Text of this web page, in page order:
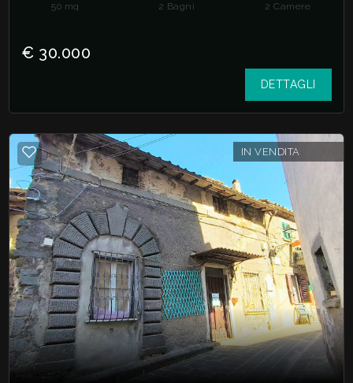
50 mq 2 Bagni 2 Camere
€ 30.000
DETTAGLI
IN VENDITA